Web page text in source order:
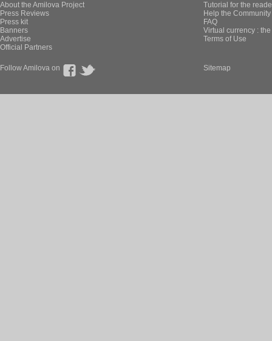
About the Amilova Project
Press Reviews
Press kit
Banners
Advertise
Official Partners
Tutorial for the
Help the
FAQ
Virtual currency :
Terms of Use
Follow Amilova on Sitemap